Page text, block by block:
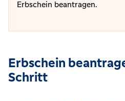
Erbschein beantragen.
Erbschein
Schritt